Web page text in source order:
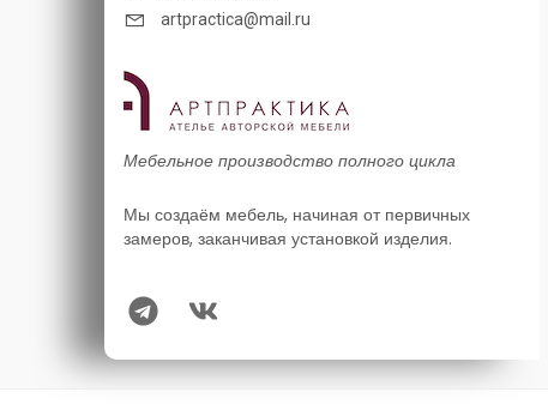
artpractica@mail.ru
Мебельное производство полного цикла
Мы создаём мебель, начиная от первичных
замеров, заканчивая установкой изделия.